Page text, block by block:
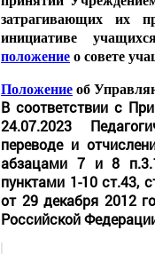
затрагивающих их
инициативе
положение о совете
Положение об
В соответствии с
24.07.2023
переводе и
абзацами 7 и 8
пунктами 1-10 ст.43,
от 29 декабря 2012
Российской